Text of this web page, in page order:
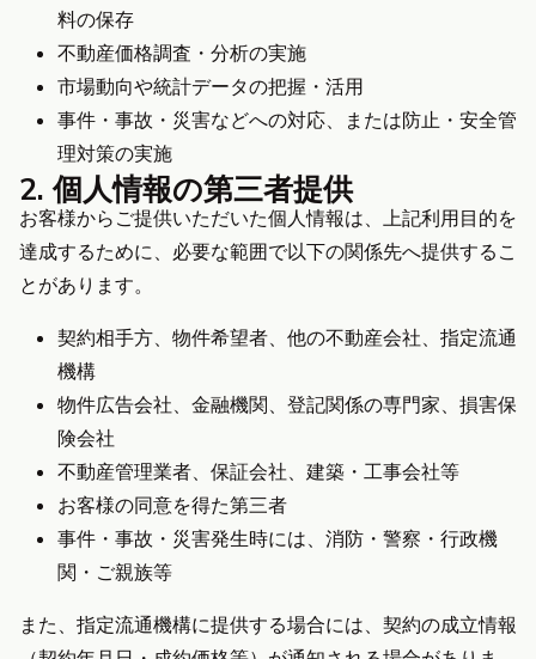
料の保存
不動産価格調査・分析の実施
市場動向や統計データの把握・活用
事件・事故・災害などへの対応、または防止・安全管
理対策の実施
2. 個人情報の第三者提供
お客様からご提供いただいた個人情報は、上記利用目的を
達成するために、必要な範囲で以下の関係先へ提供するこ
とがあります。
契約相手方、物件希望者、他の不動産会社、指定流通
機構
物件広告会社、金融機関、登記関係の専門家、損害保
険会社
不動産管理業者、保証会社、建築・工事会社等
お客様の同意を得た第三者
事件・事故・災害発生時には、消防・警察・行政機
関・ご親族等
また、指定流通機構に提供する場合には、契約の成立情報